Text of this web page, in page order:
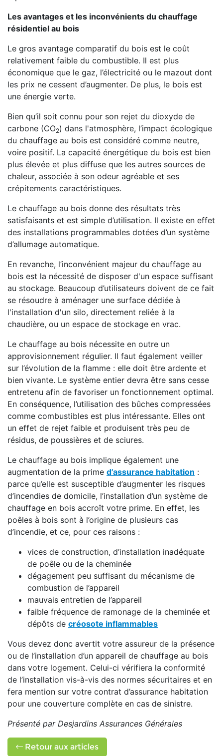
Les avantages et les inconvénients du chauffage
résidentiel au bois
Le gros avantage comparatif du bois est le coût
relativement faible du combustible. Il est plus
économique que le gaz, l’électricité ou le mazout dont
les prix ne cessent d’augmenter. De plus, le bois est
une énergie verte.
Bien qu’il soit connu pour son rejet du dioxyde de
carbone (CO2) dans l'atmosphère, l’impact écologique
du chauffage au bois est considéré comme neutre,
voire positif. La capacité énergétique du bois est bien
plus élevée et plus diffuse que les autres sources de
chaleur, associée à son odeur agréable et ses
crépitements caractéristiques.
Le chauffage au bois donne des résultats très
satisfaisants et est simple d’utilisation. Il existe en effet
des installations programmables dotées d’un système
d’allumage automatique.
En revanche, l’inconvénient majeur du chauffage au
bois est la nécessité de disposer d'un espace suffisant
au stockage. Beaucoup d’utilisateurs doivent de ce fait
se résoudre à aménager une surface dédiée à
l'installation d'un silo, directement reliée à la
chaudière, ou un espace de stockage en vrac.
Le chauffage au bois nécessite en outre un
approvisionnement régulier. Il faut également veiller
sur l’évolution de la flamme : elle doit être ardente et
bien vivante. Le système entier devra être sans cesse
entretenu afin de favoriser un fonctionnement optimal.
En conséquence, l’utilisation des bûches compressées
comme combustibles est plus intéressante. Elles ont
un effet de rejet faible et produisent très peu de
résidus, de poussières et de sciures.
Le chauffage au bois implique également une
augmentation de la prime d’assurance habitation :
parce qu’elle est susceptible d’augmenter les risques
d’incendies de domicile, l’installation d’un système de
chauffage en bois accroît votre prime. En effet, les
poêles à bois sont à l’origine de plusieurs cas
d’incendie, et ce, pour ces raisons :
vices de construction, d’installation inadéquate
de poêle ou de la cheminée
dégagement peu suffisant du mécanisme de
combustion de l’appareil
mauvais entretien de l’appareil
faible fréquence de ramonage de la cheminée et
dépôts de créosote inflammables
Vous devez donc avertit votre assureur de la présence
ou de l’installation d’un appareil de chauffage au bois
dans votre logement. Celui-ci vérifiera la conformité
de l’installation vis-à-vis des normes sécuritaires et en
fera mention sur votre contrat d’assurance habitation
pour une couverture complète en cas de sinistre.
Présenté par Desjardins Assurances Générales
Retour aux articles